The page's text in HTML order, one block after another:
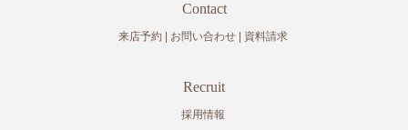
Contact
来店予約 お問い合わせ 資料請求
Recruit
採用情報